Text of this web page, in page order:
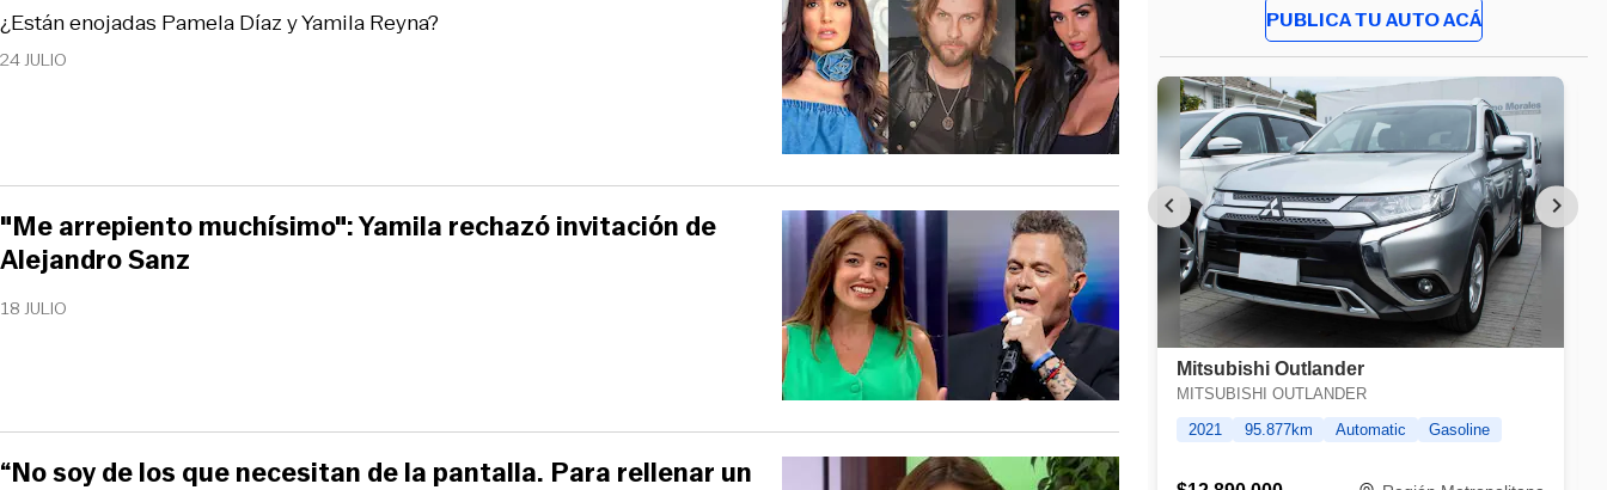
24 JULIO
¿Están enojadas Pamela Díaz y Yamila Reyna?
18 JULIO
"Me arrepiento muchísimo": Yamila rechazó invitación de
Alejandro Sanz
“No soy de los que necesitan de la pantalla. Para rellenar un
PUBLICA TU AUTO ACÁ